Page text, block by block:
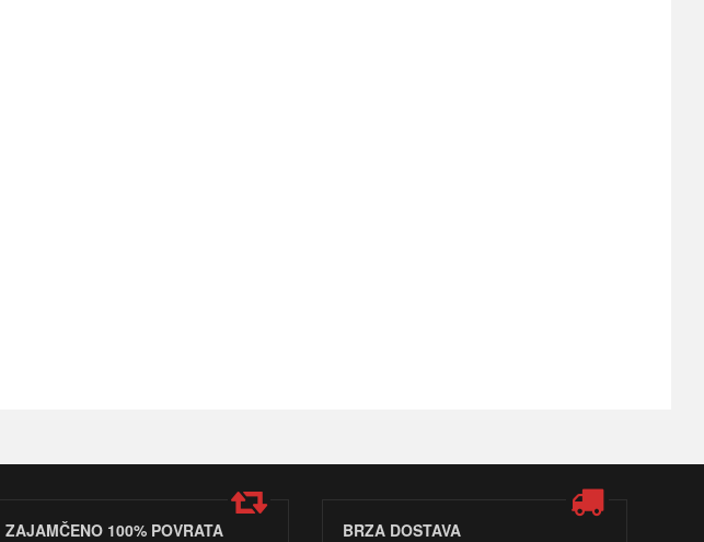
ZAJAMČENO 100% POVRATA
BRZA DOSTAVA